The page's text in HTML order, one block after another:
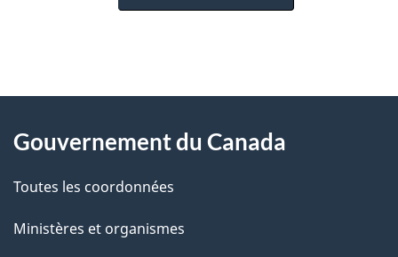
D
t
a
l
propos
ce
site
Gouvernement du Canada
Toutes les coordonnées
Ministères et organismes